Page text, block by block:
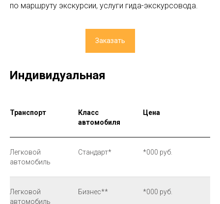
по маршруту экскурсии, услуги гида-экскурсовода.
Заказать
Индивидуальная
Транспорт
Класс
автомобиля
Цена
Легковой
автомобиль
Стандарт* *000 руб.
Легковой
автомобиль
Бизнес** *000 руб.